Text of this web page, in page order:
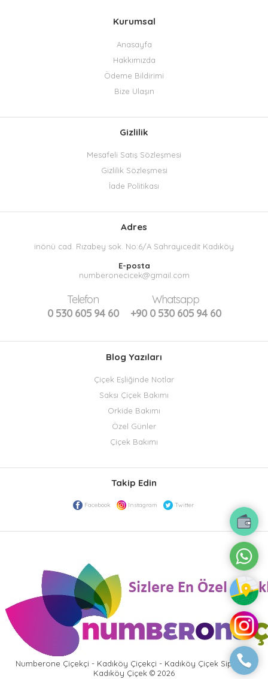
Kurumsal
Anasayfa
Hakkımızda
Ödeme Bildirimi
Bize Ulaşın
Gizlilik
Mesafeli Satış Sözleşmesi
Gizlilik Sözleşmesi
İade Politikası
Adres
inönü cad. Rızabey sok. No:6/A Sahrayıcedit Kadıköy
E-posta
numberonecicek@gmail.com
Telefon
0 530 605 94 60
Whatsapp
+90 0 530 605 94 60
Blog Yazıları
Çiçek Eşliğinde Notlar
Saksı Çiçek Bakımı
Orkide Bakımı
Özel Günler
Çiçek Bakımı
Takip Edin
Facebook Instagram Twitter
Numberone Çiçekçi - Kadıköy Çiçekçi - Kadıköy Çiçek Siparişi -
Kadıköy Çiçek © 2026